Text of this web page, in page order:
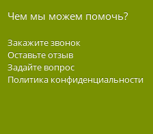
Чем мы можем помочь?
Закажите звонок
Оставьте отзыв
Задайте вопрос
Политика конфиденциальности